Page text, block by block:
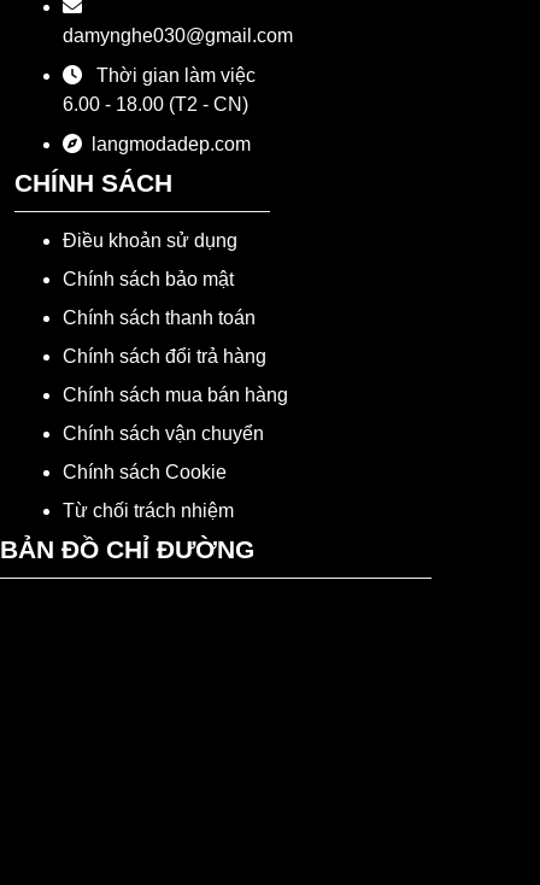
damynghe030@gmail.com
Thời gian làm việc
6.00 - 18.00 (T2 - CN)
langmodadep.com
CHÍNH SÁCH
Điều khoản sử dụng
Chính sách bảo mật
Chính sách thanh toán
Chính sách đổi trả hàng
Chính sách mua bán hàng
Chính sách vận chuyển
Chính sách Cookie
Từ chối trách nhiệm
BẢN ĐỒ CHỈ ĐƯỜNG